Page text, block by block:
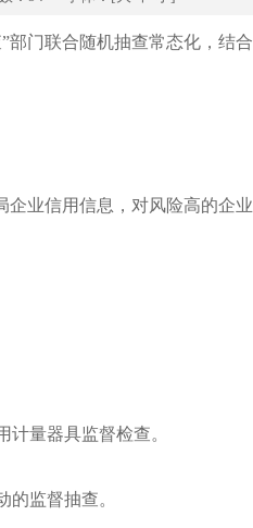
”部门联合随机抽查常态化，结合
企业信用信息，对风险高的企业
计量器具监督检查。
监督抽查。